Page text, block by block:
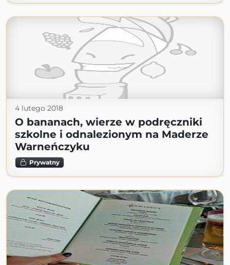
4 lutego 2018
O bananach, wierze w podręczniki
szkolne i odnalezionym na Maderze
Warneńczyku
Prywatny